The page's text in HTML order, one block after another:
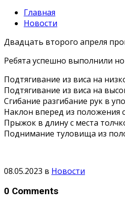
Главная
Новости
Двадцать второго апреля
Ребята успешно выполнили
Подтягивание из виса на
Подтягивание из виса на
Сгибание разгибание рук в
Наклон вперед из положения
Прыжок в длину с места
Поднимание туловища из
08.05.2023 в Новости
0 Comments